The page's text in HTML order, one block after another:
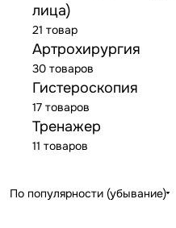
лица)
21 товар
Артрохирургия
30 товаров
Гистероскопия
17 товаров
Тренажер
11 товаров
По популярности (убывание)